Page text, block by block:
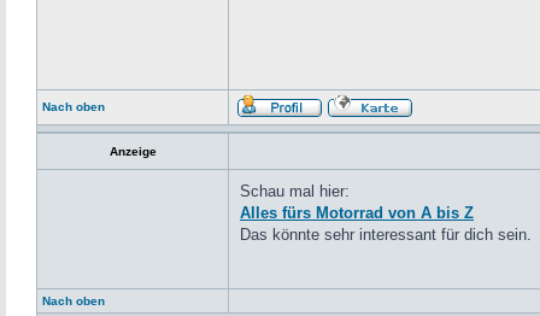
Nach oben
Anzeige
Schau mal hier:
Alles fürs Motorrad von A bis Z
Das könnte sehr interessant für dich sein.
Nach oben